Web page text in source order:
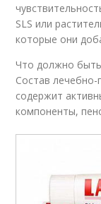
SLS или
которые они
Что должно
Состав лечебно-
содержит
компоненты,